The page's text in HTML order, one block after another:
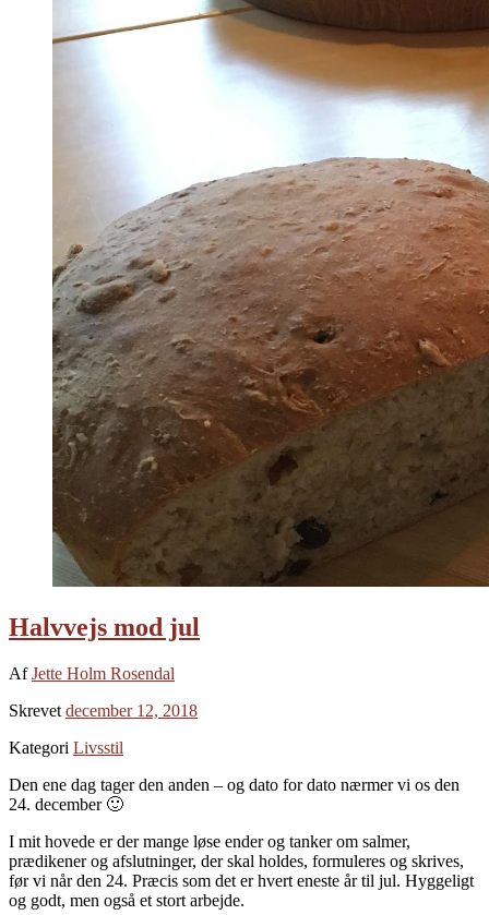
Halvvejs mod jul
AfJette Holm Rosendal
Skrevet december 12, 2018
Kategori Livsstil
Den ene dag tager den anden – og dato for dato nærmer vi os den
24. december 🙂
I mit hovede er der mange løse ender og tanker om salmer,
prædikener og afslutninger, der skal holdes, formuleres og skrives,
før vi når den 24. Præcis som det er hvert eneste år til jul. Hyggeligt
og godt, men også et stort arbejde.